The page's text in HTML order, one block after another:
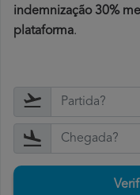
indemnização 30%
plataforma.